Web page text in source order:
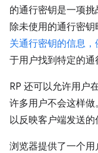
的通行密钥是一项
除未使用的通行密
关通行密钥的信息
于用户找到特定的通
RP 还可以允许用户
许多用户不会这样做
以反映客户端发送的
浏览器提供了一个